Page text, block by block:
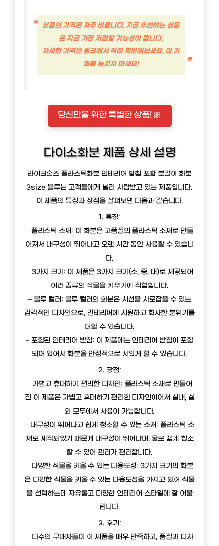
상품의 가격은 자주 바뀝니다. 지금 추천하는 상품
은 지금 가장 저렴할 가능성이 큽니다.
자세한 가격은 링크에서 직접 확인해보세요. 이 기
회를 놓치지 마세요!
당신만을 위한 특별한 상품! 🎀
다이소화분 제품 상세 설명
라이크홈즈 플라스틱화분 인테리어 받침 포함 분갈이 화분
3size 블루는 고객들에게 널리 사랑받고 있는 제품입니다.
이 제품의 특징과 장점을 살펴보면 다음과 같습니다.
1. 특징:
– 플라스틱 소재: 이 화분은 고품질의 플라스틱 소재로 만들
어져서 내구성이 뛰어나고 오랜 시간 동안 사용할 수 있습니
다.
– 3가지 크기: 이 제품은 3가지 크기(소, 중, 대)로 제공되어
여러 종류의 식물을 키우기에 적합합니다.
– 블루 컬러: 블루 컬러의 화분은 시선을 사로잡을 수 있는
감각적인 디자인으로, 인테리어에 시원하고 화사한 분위기를
더할 수 있습니다.
– 포함된 인테리어 받침: 이 제품에는 인테리어 받침이 포함
되어 있어서 화분을 안정적으로 서있게 할 수 있습니다.
2. 장점:
– 가볍고 휴대하기 편리한 디자인: 플라스틱 소재로 만들어
진 이 제품은 가볍고 휴대하기 편리한 디자인이어서 실내, 실
외 모두에서 사용이 가능합니다.
– 내구성이 뛰어나고 쉽게 청소할 수 있는 소재: 플라스틱 소
재로 제작되었기 때문에 내구성이 뛰어나며, 물로 쉽게 청소
할 수 있어 관리가 편리합니다.
– 다양한 식물을 키울 수 있는 다용도성: 3가지 크기의 화분
은 다양한 식물을 키울 수 있는 다용도성을 가지고 있어 식물
을 선택하는데 자유롭고 다양한 인테리어 스타일에 잘 어울
립니다.
3. 후기:
– 다수의 구매자들이 이 제품을 매우 만족하고, 품질과 디자